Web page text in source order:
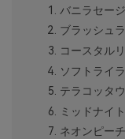
バニラセー
ブラッシュ
コースタル
ソフトライ
テラコッタ
ミッドナイ
ネオンピー